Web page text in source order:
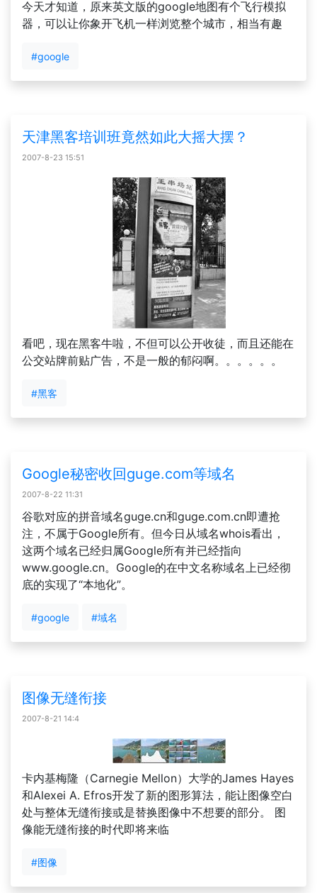
今天才知道，原来英文版的google地图有个飞行模拟
器，可以让你象开飞机一样浏览整个城市，相当有趣
#google
天津黑客培训班竟然如此大摇大摆？
2007-8-23 15:51
看吧，现在黑客牛啦，不但可以公开收徒，而且还能在
公交站牌前贴广告，不是一般的郁闷啊。。。。。。
#黑客
Google秘密收回guge.com等域名
2007-8-22 11:31
谷歌对应的拼音域名guge.cn和guge.com.cn即遭抢
注，不属于Google所有。但今日从域名whois看出，
这两个域名已经归属Google所有并已经指向
www.google.cn。Google的在中文名称域名上已经彻
底的实现了“本地化”。
#google #域名
图像无缝衔接
2007-8-21 14:4
卡内基梅隆（Carnegie Mellon）大学的James Hayes
和Alexei A. Efros开发了新的图形算法，能让图像空白
处与整体无缝衔接或是替换图像中不想要的部分。 图
像能无缝衔接的时代即将来临
#图像